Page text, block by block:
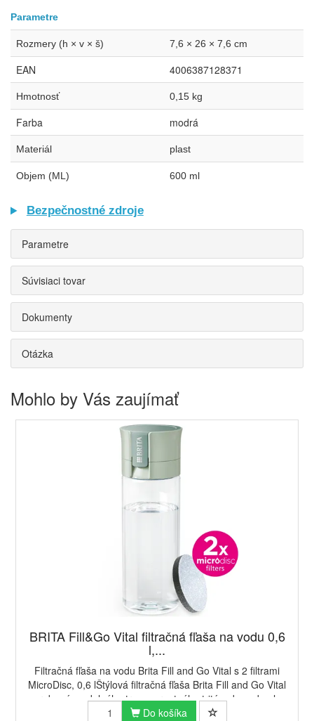
Parametre
Rozmery (h × v × š) 7,6 × 26 × 7,6 cm
EAN 4006387128371
Hmotnosť 0,15 kg
Farba modrá
Materiál plast
Objem (ML) 600 ml
Bezpečnostné zdroje
Parametre
Súvisiaci tovar
Dokumenty
Otázka
Mohlo by Vás zaujímať
BRITA Fill&Go Vital filtračná fľaša na vodu 0,6
l,...
Filtračná fľaša na vodu Brita Fill and Go Vital s 2 filtrami
MicroDisc, 0,6 lŠtýlová filtračná fľaša Brita Fill and Go Vital
vyrobená z odolného transparentného tritánu bez obsahu
BPA a je navrhnutá t...
Do košíka